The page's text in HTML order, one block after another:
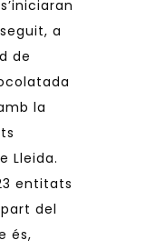
a
de
la
Lleida.
entitats
del
és,